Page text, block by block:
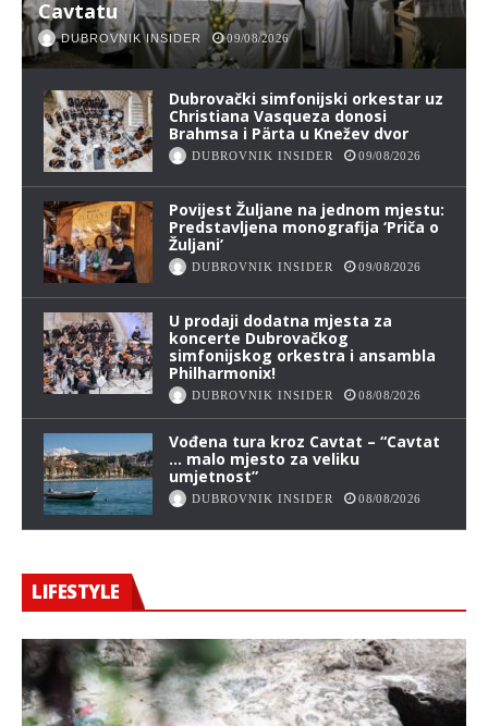
Cavtatu
DUBROVNIK INSIDER 09/08/2026
Dubrovački simfonijski orkestar uz
Christiana Vasqueza donosi
Brahmsa i Pärta u Knežev dvor
DUBROVNIK INSIDER 09/08/2026
Povijest Žuljane na jednom mjestu:
Predstavljena monografija ‘Priča o
Žuljani’
DUBROVNIK INSIDER 09/08/2026
U prodaji dodatna mjesta za
koncerte Dubrovačkog
simfonijskog orkestra i ansambla
Philharmonix!
DUBROVNIK INSIDER 08/08/2026
Vođena tura kroz Cavtat – “Cavtat
… malo mjesto za veliku
umjetnost”
DUBROVNIK INSIDER 08/08/2026
LIFESTYLE